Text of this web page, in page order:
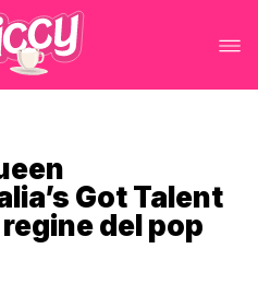
Got Talent
del pop